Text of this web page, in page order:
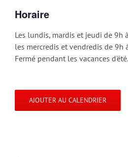
Horaire
Les lundis, mardis et jeudi de 9h
les mercredis et vendredis de 9h
Fermé pendant les vacances d'été.
AJOUTER AU CALENDRIER